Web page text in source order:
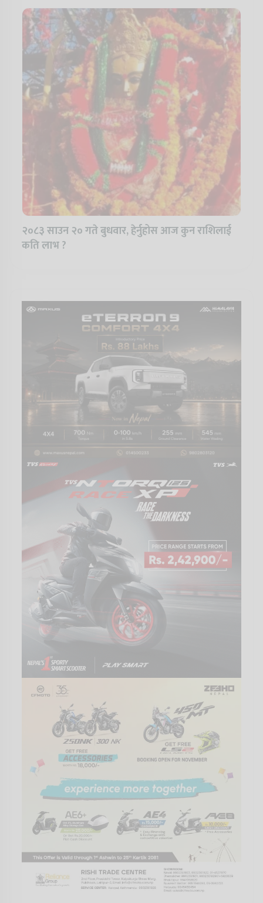
२०८३ साउन २० गते बुधवार, हेर्नुहोस आज कुन राशिलाई
कति लाभ ?